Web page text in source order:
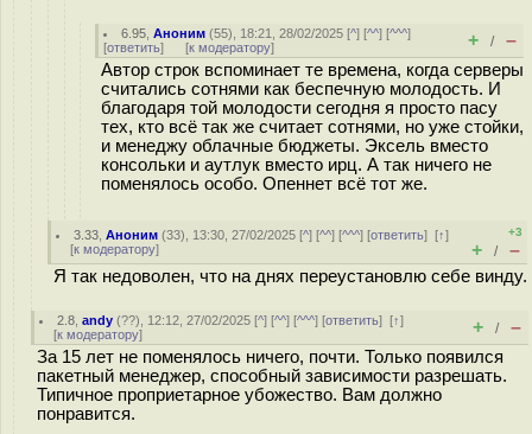
6.95 ,Аноним (55), 18:21, 28/02/2025 [^] [^^] [^^^]
[ответить] [к модератору] + / –
Автор строк вспоминает те времена, когда серверы
считались сотнями как беспечную молодость. И
благодаря той молодости сегодня я просто пасу
тех, кто всё так же считает сотнями, но уже стойки,
и менеджу облачные бюджеты. Эксель вместо
консольки и аутлук вместо ирц. А так ничего не
поменялось особо. Опеннет всё тот же.
3.33 ,Аноним (33), 13:30, 27/02/2025 [^] [^^] [^^^] [ответить][↑]
[к модератору]
+3
+ / –
Я так недоволен, что на днях переустановлю себе винду.
2.8 ,andy (??), 12:12, 27/02/2025 [^] [^^] [^^^] [ответить][↑]
[к модератору] + / –
За 15 лет не поменялось ничего, почти. Только появился
пакетный менеджер, способный зависимости разрешать.
Типичное проприетарное убожество. Вам должно
понравится.